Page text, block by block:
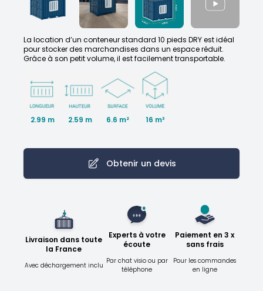
La location d’un conteneur standard 10 pieds DRY est idéal
pour stocker des marchandises dans un espace réduit.
Grâce à son petit volume, il est facilement transportable.
2.99 m 2.59 m 6.6 m² 16 m³
Obtenir un devis
Livraison dans toute
la France
Avec déchargement inclu
Experts à votre
écoute
Par chat visio ou par
téléphone
Paiement en 3 x
sans frais
Pour les commandes
en ligne